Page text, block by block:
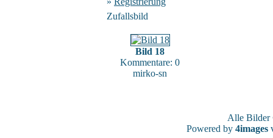
Zufallsbild
Bild 18
Kommentare: 0
mirko-sn
Alle
Powered by 4images